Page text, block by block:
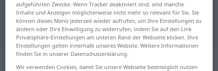
"absperren" Slowakisch
Übersetzung
„absperren“
aufgeführten Zwecke. Wenn Tracker deaktiviert sind, sind manche
Inhalte und Anzeigen möglicherweise nicht mehr so relevant für Sie. Sie
können dieses Menü jederzeit wieder aufrufen, um Ihre Einstellungen zu
ändern oder Ihre Einwilligung zu widerrufen, indem Sie auf den Link
Privatsphäre-Einstellungen am unteren Rand der Webseite klicken. Ihre
Einstellungen gelten innerhalb unseres Website. Weitere Informationen
finden Sie in unserer Datenschutzerklärung.
Wir verwenden Cookies, damit Sie unsere Webseite bestmöglich nutzen